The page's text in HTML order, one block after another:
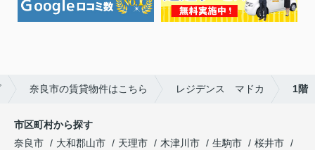
奈良市の賃貸物件はこちら レジデンス マドカ 1階
市区町村から探す
奈良市
大和郡山市 天理市 木津川市 生駒市
桜井市